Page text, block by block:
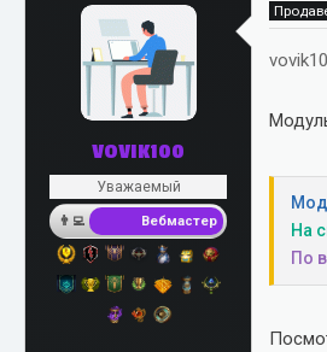
е
м
ы
VOVIK100
Уважаемый
Вебмастер
На
По